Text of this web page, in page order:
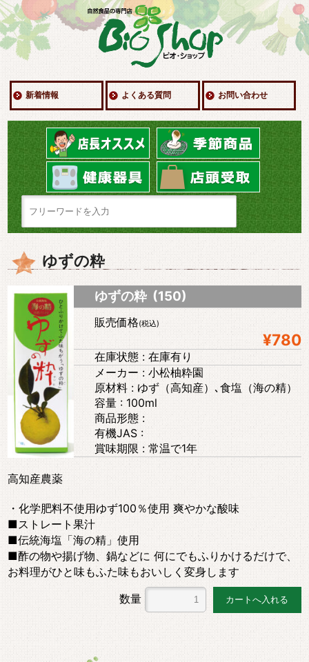
新着情報 よくある質問 お問い合わせ
ゆずの粋
ゆずの粋 (150)
販売価格(税込)
¥780
在庫状態 : 在庫有り
メーカー : 小松柚粋園
原材料 : ゆず（高知産）､食塩（海の精）
容量 : 100ml
商品形態 :
有機JAS :
賞味期限 : 常温で1年
高知産農薬
・化学肥料不使用ゆず100％使用 爽やかな酸味
■ストレート果汁
■伝統海塩「海の精」使用
■酢の物や揚げ物、鍋などに 何にでもふりかけるだけで、
お料理がひと味もふた味もおいしく変身します
数量